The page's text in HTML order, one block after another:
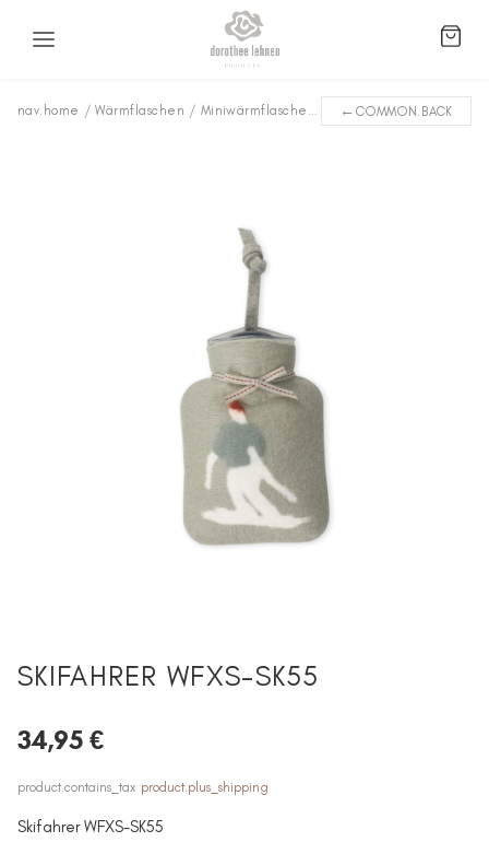
nav.home / Wärmflaschen / Miniwärmflaschen Skifahrer WFXS-SK55
←COMMON.BACK
SKIFAHRER WFXS-SK55
34,95 €
product.contains_tax product.plus_shipping
Skifahrer WFXS-SK55